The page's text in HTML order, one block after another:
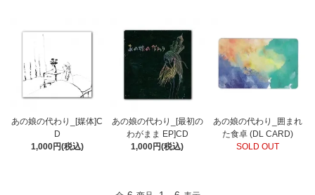
あの娘の代わり_[媒体]C
D
1,000円(税込)
あの娘の代わり_[最初の
わがまま EP]CD
1,000円(税込)
あの娘の代わり_囲まれ
た食卓 (DL CARD)
SOLD OUT